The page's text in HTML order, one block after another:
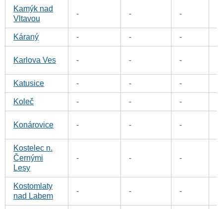
Kamýk nad
Vltavou
- - -
Káraný - - -
Karlova Ves - - -
Katusice - - -
Koleč - - -
Konárovice - - -
Kostelec n.
Černými
Lesy
- - -
Kostomlaty
nad Labem
- - -